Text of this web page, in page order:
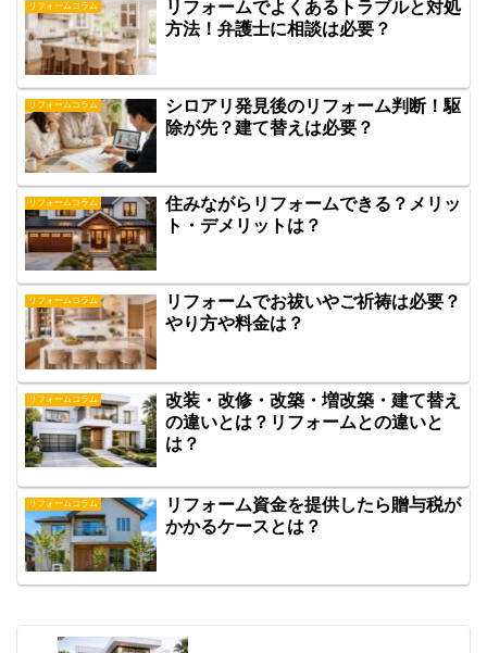
リフォームコラム
リフォームでよくあるトラブルと対処
方法！弁護士に相談は必要？
リフォームコラム
シロアリ発見後のリフォーム判断！駆
除が先？建て替えは必要？
リフォームコラム
住みながらリフォームできる？メリッ
ト・デメリットは？
リフォームコラム
リフォームでお祓いやご祈祷は必要？
やり方や料金は？
リフォームコラム
改装・改修・改築・増改築・建て替え
の違いとは？リフォームとの違いと
は？
リフォームコラム
リフォーム資金を提供したら贈与税が
かかるケースとは？